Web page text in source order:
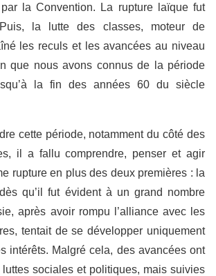
la Convention. La rupture laïque fut
la lutte des classes, moteur de
les reculs et les avancées au niveau
que nous avons connus de la période
la fin des années 60 du siècle
cette période, notamment du côté des
il a fallu comprendre, penser et agir
rupture en plus des deux premières : la
qu’il fut évident à un grand nombre
après avoir rompu l’alliance avec les
tentait de se développer uniquement
intérêts. Malgré cela, des avancées ont
sociales et politiques, mais suivies